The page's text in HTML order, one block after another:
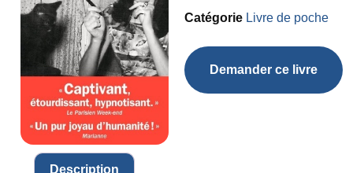
Catégorie Livre de poche
Demander ce livre
Description